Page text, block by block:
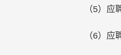
（5）应
（6）